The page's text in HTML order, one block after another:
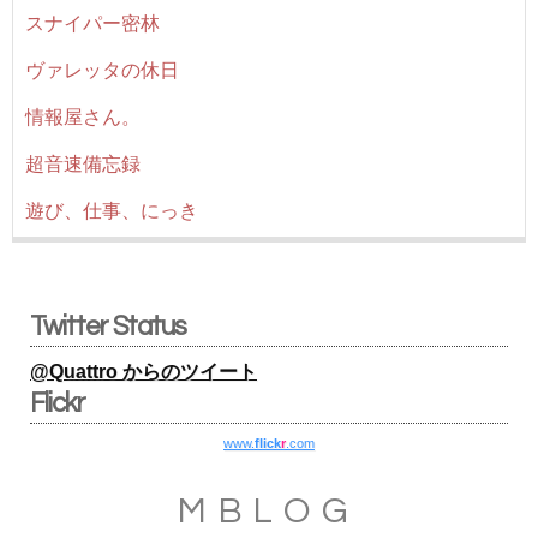
スナイパー密林
ヴァレッタの休日
情報屋さん。
超音速備忘録
遊び、仕事、にっき
Twitter Status
@Quattro からのツイート
Flickr
www.flickr.com
MBLOG